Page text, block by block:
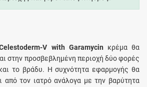
V with Garamycin κρέμα θα
στην προσβεβλημένη περιοχή δύο φορές
το βράδυ. Η συχνότητα εφαρμογής θα
από τον ιατρό ανάλογα με την βαρύτητα